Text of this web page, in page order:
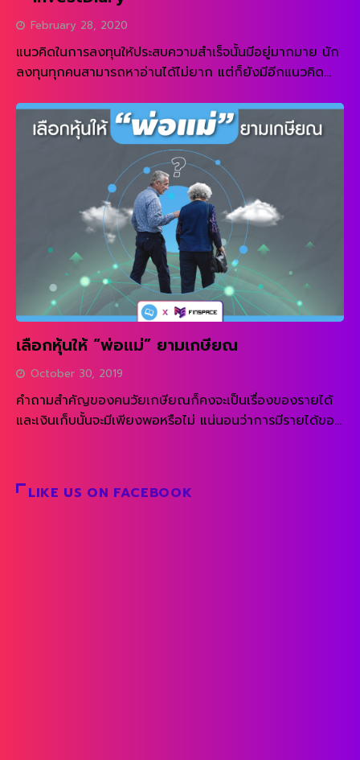
February 28, 2020
แนวคิดในการลงทุนให้ประสบความสำเร็จนั้นมีอยู่มากมาย นัก
ลงทุนทุกคนสามารถหาอ่านได้ไม่ยาก แต่ก็ยังมีอีกแนวคิด
Burton Malkiel เจ้าของผลงาน Random walk down
wall street โดยปกติแล้วนักลงทุนส่วนใหญ่ควรจะรู้ดีว่า
การลงทุนให้ประสบความสำเร็จในระยะยาวนั้นเกิดจากการ
เลือกหุ้นที่ดีในราคาที่เหมาะสม แต่สำหรับนาย Burton
Malkiel นั้นยังมีการนำเสนอเรื่องของจิตวิทยาเข้ามาผสมกับ
หลักการทั่วๆไปอีกด้วย หลักการที่ว่าก็คือเรื่องของวิมานใน
อากาศ ซึ่งหลักการนี้จะเป็นการมองหาบริษัทที่มีโอกาสดึงดูด
นักลงทุนด้วยเรื่องราวดีๆในอนาคตของบริษัท […]
เลือกหุ้นให้ “พ่อแม่” ยามเกษียณ
October 30, 2019
คำถามสำคัญของคนวัยเกษียณก็คงจะเป็นเรื่องของรายได้
และเงินเก็บนั้นจะมีเพียงพอหรือไม่ แน่นอนว่าการมีรายได้ของ
ไม่ได้มีโอกาสมีช่องทางหารายได้ทางอื่นมากนัก ภาพจะต่าง
จากเถ้าแก่ที่มีธุรกิจเป็นของตัวเอง ที่อาจจะสามารถสร้างราย
LIKE US ON FACEBOOK